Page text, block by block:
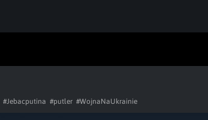
#Jebacputina #putler #WojnaNaUkrainie